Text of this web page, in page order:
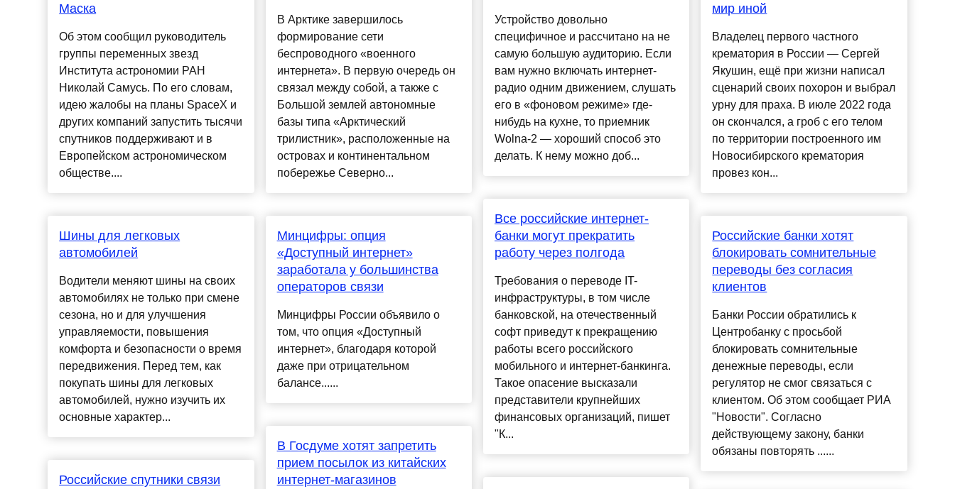
Маска
Об этом сообщил руководитель
группы переменных звезд
Института астрономии РАН
Николай Самусь. По его словам,
идею жалобы на планы SpaсeX и
других компаний запустить тысячи
спутников поддерживают и в
Европейском астрономическом
обществе....
Шины для легковых
автомобилей
Водители меняют шины на своих
автомобилях не только при смене
сезона, но и для улучшения
управляемости, повышения
комфорта и безопасности о время
передвижения. Перед тем, как
покупать шины для легковых
автомобилей, нужно изучить их
основные характер...
Российские спутники связи
В Арктике завершилось
формирование сети
беспроводного «военного
интернета». В первую очередь он
связал между собой, а также с
Большой землей автономные
базы типа «Арктический
трилистник», расположенные на
островах и континентальном
побережье Северно...
Минцифры: опция
«Доступный интернет»
заработала у большинства
операторов связи
Минцифры России объявило о
том, что опция «Доступный
интернет», благодаря которой
даже при отрицательном
балансе......
В Госдуме хотят запретить
прием посылок из китайских
интернет-магазинов
Устройство довольно
специфичное и рассчитано на не
самую большую аудиторию. Если
вам нужно включать интернет-
радио одним движением, слушать
его в «фоновом режиме» где-
нибудь на кухне, то приемник
Wolna-2 — хороший способ это
делать. К нему можно доб...
Все российские интернет-
банки могут прекратить
работу через полгода
Требования о переводе IT-
инфраструктуры, в том числе
банковской, на отечественный
софт приведут к прекращению
работы всего российского
мобильного и интернет-банкинга.
Такое опасение высказали
представители крупнейших
финансовых организаций, пишет
"К...
мир иной
Владелец первого частного
крематория в России — Сергей
Якушин, ещё при жизни написал
сценарий своих похорон и выбрал
урну для праха. В июле 2022 года
он скончался, а гроб с его телом
по территории построенного им
Новосибирского крематория
провез кон...
Российские банки хотят
блокировать сомнительные
переводы без согласия
клиентов
Банки России обратились к
Центробанку с просьбой
блокировать сомнительные
денежные переводы, если
регулятор не смог связаться с
клиентом. Об этом сообщает РИА
"Новости". Согласно
действующему закону, банки
обязаны повторять ......